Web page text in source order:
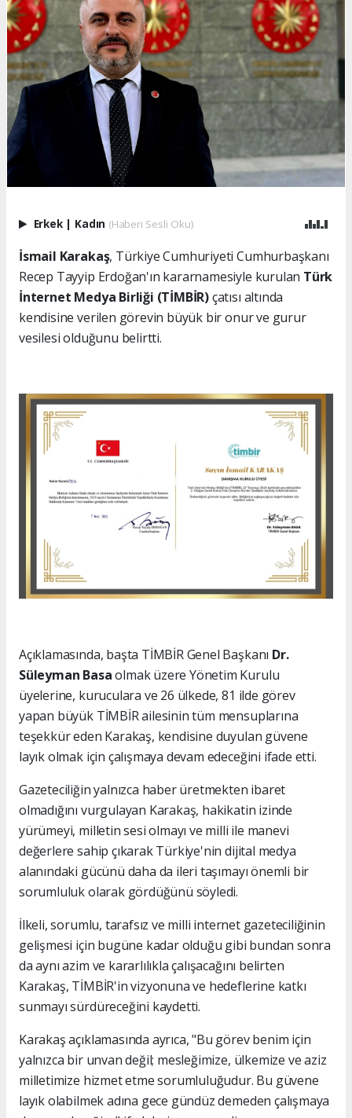
Erkek | Kadın (Haberi Sesli Oku)
İsmail Karakaş, Türkiye Cumhuriyeti Cumhurbaşkanı
Recep Tayyip Erdoğan'ın kararnamesiyle kurulan Türk
İnternet Medya Birliği (TİMBİR)çatısı altında
kendisine verilen görevin büyük bir onur ve gurur
vesilesi olduğunu belirtti.
Açıklamasında, başta TİMBİR Genel Başkanı Dr.
Süleyman Basaolmak üzere Yönetim Kurulu
üyelerine, kuruculara ve 26 ülkede, 81 ilde görev
yapan büyük TİMBİR ailesinin tüm mensuplarına
teşekkür eden Karakaş, kendisine duyulan güvene
layık olmak için çalışmaya devam edeceğini ifade etti.
Gazeteciliğin yalnızca haber üretmekten ibaret
olmadığını vurgulayan Karakaş, hakikatin izinde
yürümeyi, milletin sesi olmayı ve milli ile manevi
değerlere sahip çıkarak Türkiye'nin dijital medya
alanındaki gücünü daha da ileri taşımayı önemli bir
sorumluluk olarak gördüğünü söyledi.
İlkeli, sorumlu, tarafsız ve milli internet gazeteciliğinin
gelişmesi için bugüne kadar olduğu gibi bundan sonra
da aynı azim ve kararlılıkla çalışacağını belirten
Karakaş, TİMBİR'in vizyonuna ve hedeflerine katkı
sunmayı sürdüreceğini kaydetti.
Karakaş açıklamasında ayrıca, "Bu görev benim için
yalnızca bir unvan değil; mesleğimize, ülkemize ve aziz
milletimize hizmet etme sorumluluğudur. Bu güvene
layık olabilmek adına gece gündüz demeden çalışmaya